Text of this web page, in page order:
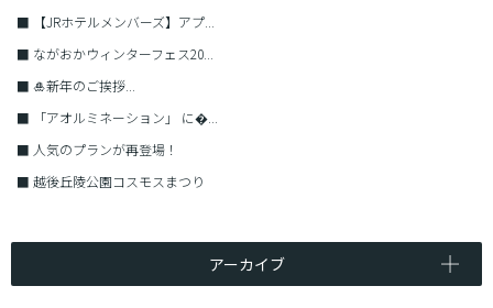
■
【JRホテルメンバーズ】アプ...
■ ながおかウィンターフェス20...
■ 🎍新年のご挨拶...
■
「アオルミネーション」 に�...
■ 人気のプランが再登場！
■ 越後丘陵公園コスモスまつり
アーカイブ